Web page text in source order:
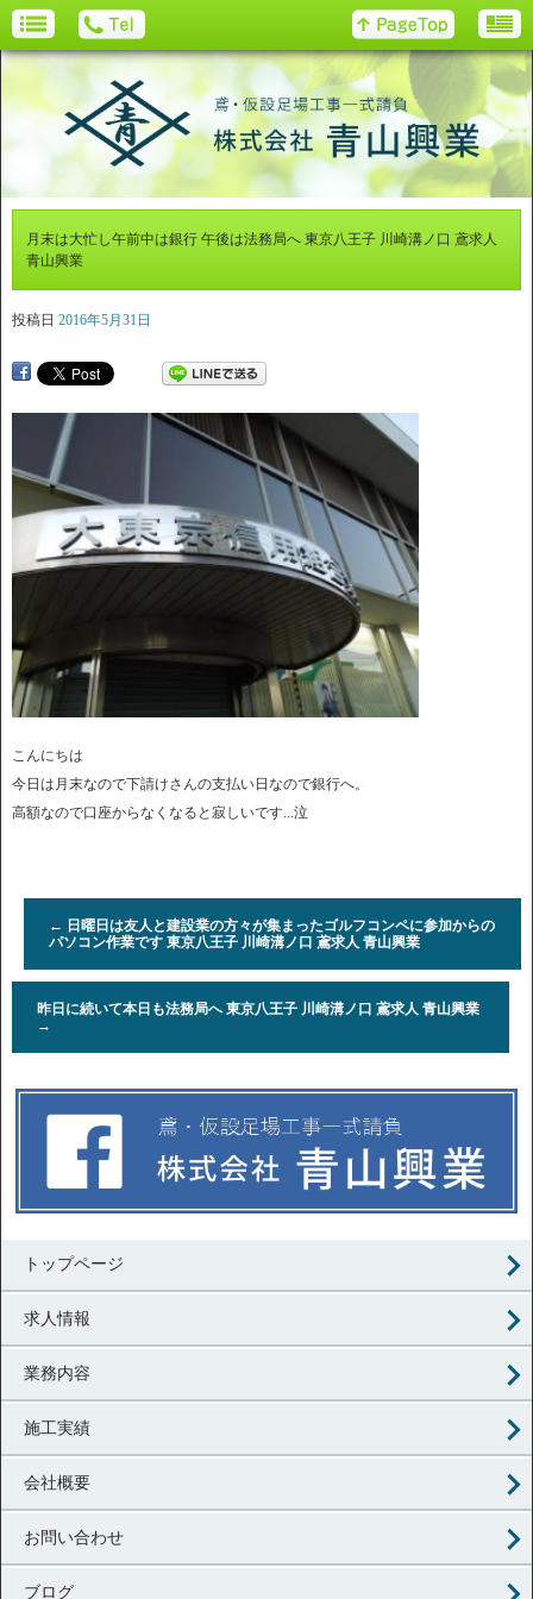
月末は大忙し午前中は銀行 午後は法務局へ 東京八王子 川崎溝ノ口 鳶求人
青山興業
投稿日 2016年5月31日
こんにちは
今日は月末なので下請けさんの支払い日なので銀行へ。
高額なので口座からなくなると寂しいです...泣
← 日曜日は友人と建設業の方々が集まったゴルフコンペに参加からの
パソコン作業です 東京八王子 川崎溝ノ口 鳶求人 青山興業
昨日に続いて本日も法務局へ 東京八王子 川崎溝ノ口 鳶求人 青山興業
→
トップページ
求人情報
業務内容
施工実績
会社概要
お問い合わせ
ブログ